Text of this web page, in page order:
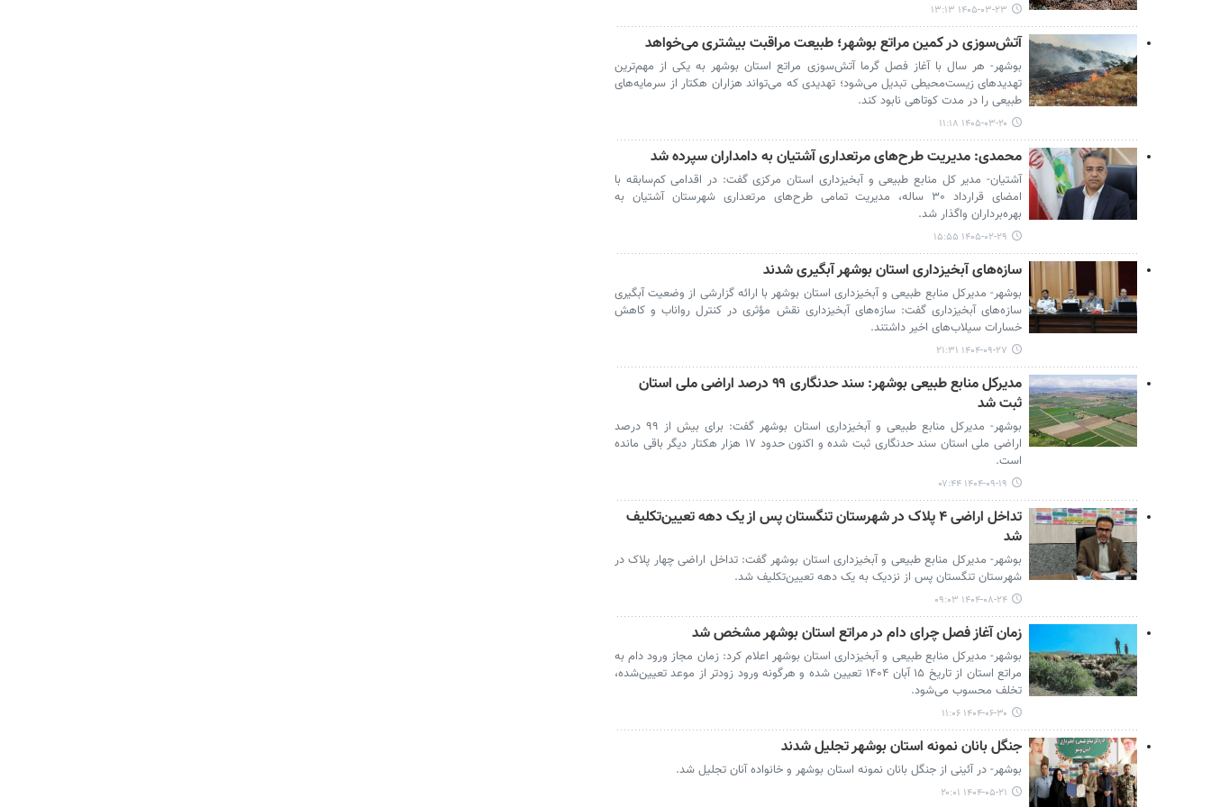
۱۴۰۵-۰۳-۲۳ ۱۳:۱۳
آتش‌سوزی در کمین مراتع بوشهر؛ طبیعت مراقبت بیشتری می‌خواهد
بوشهر- هر سال با آغاز فصل گرما آتش‌سوزی مراتع استان بوشهر به یکی از مهم‌ترین
تهدیدهای زیست‌محیطی تبدیل می‌شود؛ تهدیدی که می‌تواند هزاران هکتار از سرمایه‌های
طبیعی را در مدت کوتاهی نابود کند.
۱۴۰۵-۰۳-۲۰ ۱۱:۱۸
محمدی: مدیریت طرح‌های مرتعداری آشتیان به دامداران سپرده شد
آشتیان- مدیر کل منابع طبیعی و آبخیزداری استان مرکزی گفت: در اقدامی کم‌سابقه با
امضای قرارداد ۳۰ ساله، مدیریت تمامی طرح‌های مرتعداری شهرستان آشتیان به
بهره‌برداران واگذار شد.
۱۴۰۵-۰۲-۲۹ ۱۵:۵۵
سازه‌های آبخیزداری استان بوشهر آبگیری شدند
بوشهر- مدیرکل منابع طبیعی و آبخیزداری استان بوشهر با ارائه گزارشی از وضعیت آبگیری
سازه‌های آبخیزداری گفت: سازه‌های آبخیزداری نقش مؤثری در کنترل رواناب و کاهش
خسارات سیلاب‌های اخیر داشتند.
۱۴۰۴-۰۹-۲۷ ۲۱:۳۱
مدیرکل منابع طبیعی بوشهر: سند حدنگاری ۹۹ درصد اراضی ملی استان
ثبت شد
بوشهر- مدیرکل منابع طبیعی و آبخیزداری استان بوشهر گفت: برای بیش از ۹۹ درصد
اراضی ملی استان سند حدنگاری ثبت شده و اکنون حدود ۱۷ هزار هکتار دیگر باقی مانده
است.
۱۴۰۴-۰۹-۱۹ ۰۷:۴۴
تداخل اراضی ۴ پلاک در شهرستان تنگستان پس از یک دهه تعیین‌تکلیف
شد
بوشهر- مدیرکل منابع طبیعی و آبخیزداری استان بوشهر گفت: تداخل اراضی چهار پلاک در
شهرستان تنگستان پس از نزدیک به یک دهه تعیین‌تکلیف شد.
۱۴۰۴-۰۸-۲۴ ۰۹:۰۳
زمان آغاز فصل چرای دام در مراتع استان بوشهر مشخص شد
بوشهر- مدیرکل منابع طبیعی و آبخیزداری استان بوشهر اعلام کرد: زمان مجاز ورود دام به
مراتع استان از تاریخ ۱۵ آبان ۱۴۰۴ تعیین شده و هرگونه ورود زودتر از موعد تعیین‌شده،
تخلف محسوب می‌شود.
۱۴۰۴-۰۶-۳۰ ۱۱:۰۶
جنگل بانان نمونه استان بوشهر تجلیل شدند
بوشهر- در آئینی از جنگل بانان نمونه استان بوشهر و خانواده آنان تجلیل شد.
۱۴۰۴-۰۵-۲۱ ۲۰:۰۱